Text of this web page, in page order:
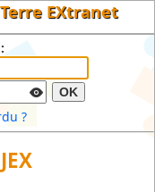
Terre EXtranet
OK
?